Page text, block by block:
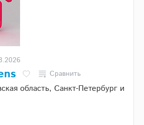
Сравнить
область, Санкт-Петербург и